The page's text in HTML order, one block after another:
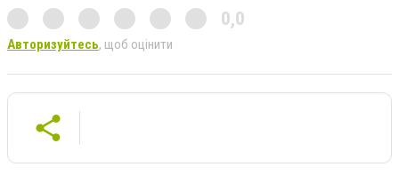
0,0
Авторизуйтесь, щоб оцінити